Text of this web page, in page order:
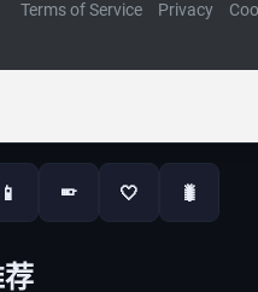
📱 📱 🤍 🐛